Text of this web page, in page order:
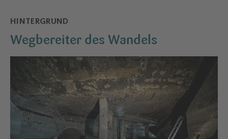
Wegbereiter des Wandels
–
HINTERGRUND